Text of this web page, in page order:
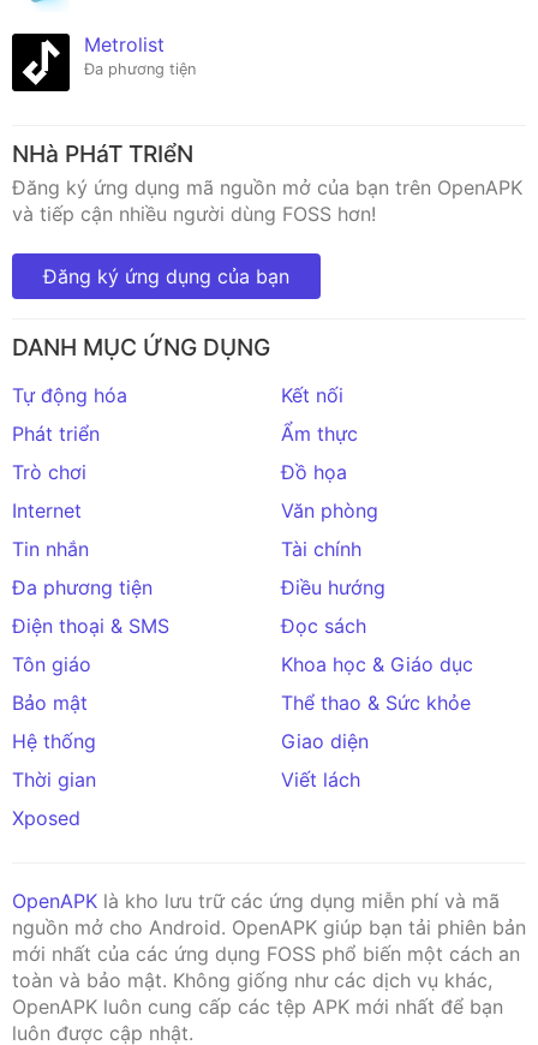
Metrolist
Đa phương tiện
NHà PHáT TRIểN
Đăng ký ứng dụng mã nguồn mở của bạn trên OpenAPK
và tiếp cận nhiều người dùng FOSS hơn!
Đăng ký ứng dụng của bạn
DANH MỤC ỨNG DỤNG
Tự động hóa
Kết nối
Phát triển
Ẩm thực
Trò chơi
Đồ họa
Internet
Văn phòng
Tin nhắn
Tài chính
Đa phương tiện
Điều hướng
Điện thoại & SMS
Đọc sách
Tôn giáo
Khoa học & Giáo dục
Bảo mật
Thể thao & Sức khỏe
Hệ thống
Giao diện
Thời gian
Viết lách
Xposed
OpenAPK là kho lưu trữ các ứng dụng miễn phí và mã
nguồn mở cho Android. OpenAPK giúp bạn tải phiên bản
mới nhất của các ứng dụng FOSS phổ biến một cách an
toàn và bảo mật. Không giống như các dịch vụ khác,
OpenAPK luôn cung cấp các tệp APK mới nhất để bạn
luôn được cập nhật.